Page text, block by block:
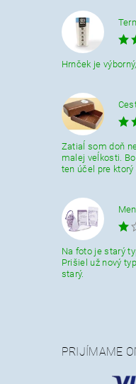
Hrnček je
Zatiaĺ som doň
malej veĺkosti.
ten účel pre
Na foto je starý
Prišiel už nový
starý.
PRIJÍMAME